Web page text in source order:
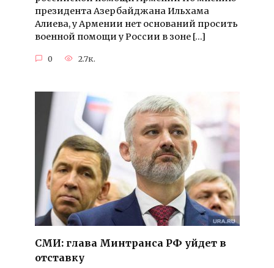
президента Азербайджана Ильхама
Алиева, у Армении нет оснований просить
военной помощи у России в зоне […]
0 2.7к.
СМИ: глава Минтранса РФ уйдет в
отставку